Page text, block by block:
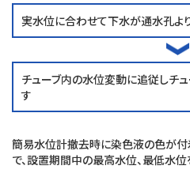
実水位に合わせて下水が通水孔よ
チューブ内の水位変動に追従しチ
す
簡易水位計撤去時に染色液の色が付
で、設置期間中の最高水位、最低水位